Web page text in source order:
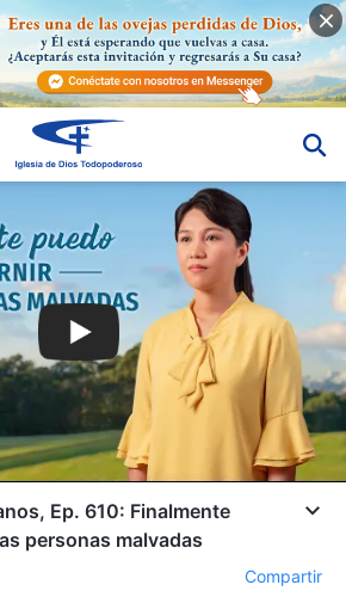
Ep. 610: Finalmente
personas malvadas
Compartir